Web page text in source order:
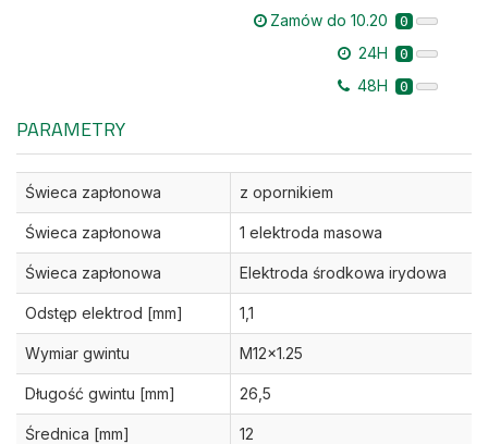
Zamów do 10.20 0
24H 0
48H 0
PARAMETRY
Świeca zapłonowa z opornikiem
Świeca zapłonowa 1 elektroda masowa
Świeca zapłonowa Elektroda środkowa irydowa
Odstęp elektrod [mm] 1,1
Wymiar gwintu M12x1.25
Długość gwintu [mm] 26,5
Średnica [mm] 12